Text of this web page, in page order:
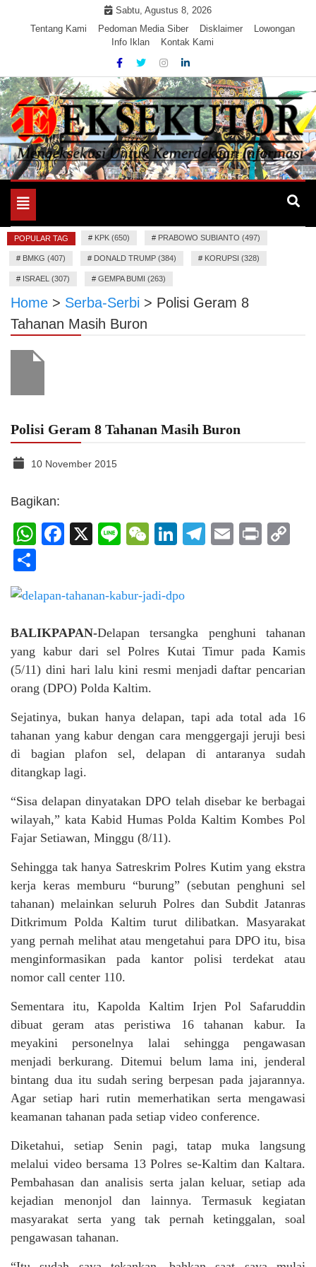
Sabtu, Agustus 8, 2026
Tentang Kami
Pedoman Media Siber Disklaimer
Lowongan
Info Iklan
Kontak Kami
EKSEKUTOR
Mengeksekusi Berita Untuk Kemerdekaan dan Keadilan
Toggle
navigation
POPULAR TAG # KPK (650) # PRABOWO SUBIANTO (497)
# BMKG (407) # DONALD TRUMP (384) # KORUPSI (328)
# ISRAEL (307) # GEMPA BUMI (263)
Home > Serba-Serbi > Polisi Geram 8
Tahanan Masih Buron
Polisi Geram 8 Tahanan Masih Buron
10 November 2015
Bagikan:
WhatsApp
Facebook
X LineWeChat
LinkedIn
Telegram
Email
Print
BALIKPAPAN-Delapan tersangka penghuni tahanan
yang kabur dari sel Polres Kutai Timur pada Kamis
(5/11) dini hari lalu kini resmi menjadi daftar pencarian
orang (DPO) Polda Kaltim.
Sejatinya, bukan hanya delapan, tapi ada total ada 16
tahanan yang kabur dengan cara menggergaji jeruji besi
di bagian plafon sel, delapan di antaranya sudah
ditangkap lagi.
“Sisa delapan dinyatakan DPO telah disebar ke berbagai
wilayah,” kata Kabid Humas Polda Kaltim Kombes Pol
Fajar Setiawan, Minggu (8/11).
Sehingga tak hanya Satreskrim Polres Kutim yang ekstra
kerja keras memburu “burung” (sebutan penghuni sel
tahanan) melainkan seluruh Polres dan Subdit Jatanras
Ditkrimum Polda Kaltim turut dilibatkan. Masyarakat
yang pernah melihat atau mengetahui para DPO itu, bisa
menginformasikan pada kantor polisi terdekat atau
nomor call center 110.
Sementara itu, Kapolda Kaltim Irjen Pol Safaruddin
dibuat geram atas peristiwa 16 tahanan kabur. Ia
meyakini personelnya lalai sehingga pengawasan
menjadi berkurang. Ditemui belum lama ini, jenderal
bintang dua itu sudah sering berpesan pada jajarannya.
Agar setiap hari rutin memerhatikan serta mengawasi
keamanan tahanan pada setiap video conference.
Diketahui, setiap Senin pagi, tatap muka langsung
melalui video bersama 13 Polres se-Kaltim dan Kaltara.
Pembahasan dan analisis serta jalan keluar, setiap ada
kejadian menonjol dan lainnya. Termasuk kegiatan
masyarakat serta yang tak pernah ketinggalan, soal
pengawasan tahanan.